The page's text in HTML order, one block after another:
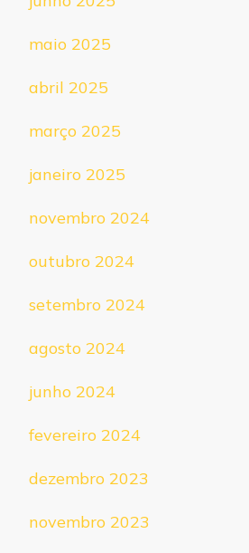
maio 2025
abril 2025
março 2025
janeiro 2025
novembro 2024
outubro 2024
setembro 2024
agosto 2024
junho 2024
fevereiro 2024
dezembro 2023
novembro 2023